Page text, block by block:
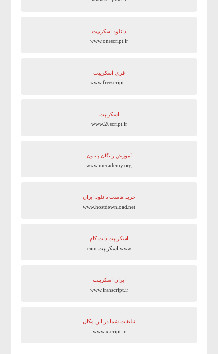
دانلود اسکریپت
www.onescript.ir
فری اسکریپت
www.freescript.ir
اسکریپت
www.20script.ir
آموزش رایگان پایتون
www.mecademy.org
خرید هاست دانلود ایران
www.hostdownload.net
اسکریپت دات کام
www.اسکریپت.com
ایران اسکریپت
www.iranscript.ir
تبلیغات شما در این مکان
www.xscript.ir